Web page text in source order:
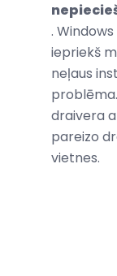
. Windows
iepriekš
neļaus
draivera
pareizo
vietnes.